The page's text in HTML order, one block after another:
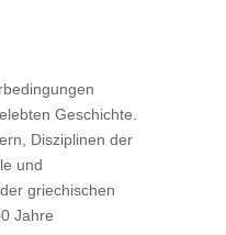
Geschichte.
Disziplinen der
und
griechischen
Jahre